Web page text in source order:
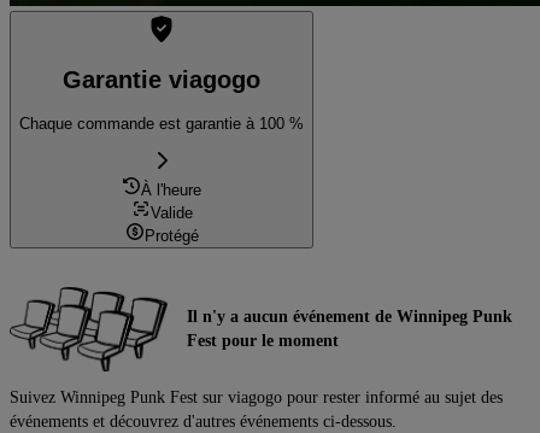
Garantie viagogo
Chaque commande est garantie à 100 %
À l'heure
Valide
Protégé
Il n'y a aucun événement de Winnipeg Punk
Fest pour le moment
Suivez Winnipeg Punk Fest sur viagogo pour rester informé au sujet des
événements et découvrez d'autres événements ci-dessous.